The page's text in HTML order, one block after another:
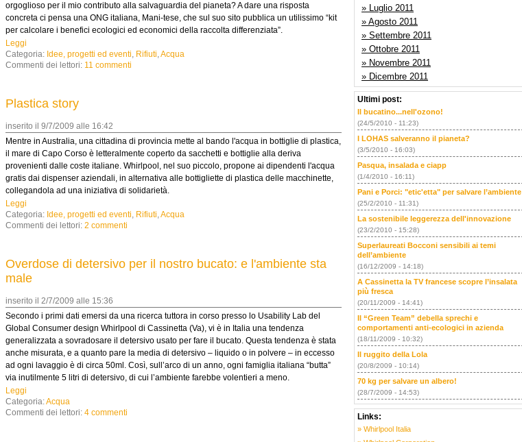
orgoglioso per il mio contributo alla salvaguardia del pianeta? A dare una risposta
concreta ci pensa una ONG italiana, Mani-tese, che sul suo sito pubblica un utilissimo “kit
per calcolare i benefici ecologici ed economici della raccolta differenziata”.
Leggi
Categoria: Idee, progetti ed eventi, Rifiuti,Acqua
Commenti dei lettori: 11 commenti
Plastica story
inserito il 9/7/2009 alle 16:42
Mentre in Australia, una cittadina di provincia mette al bando l'acqua in bottiglie di plastica,
il mare di Capo Corso è letteralmente coperto da sacchetti e bottiglie alla deriva
provenienti dalle coste italiane. Whirlpool, nel suo piccolo, propone ai dipendenti l'acqua
gratis dai dispenser aziendali, in alternativa alle bottigliette di plastica delle macchinette,
collegandola ad una iniziativa di solidarietà.
Leggi
Categoria: Idee, progetti ed eventi, Rifiuti,Acqua
Commenti dei lettori: 2 commenti
Overdose di detersivo per il nostro bucato: e l'ambiente sta
male
inserito il 2/7/2009 alle 15:36
Secondo i primi dati emersi da una ricerca tuttora in corso presso lo Usability Lab del
Global Consumer design Whirlpool di Cassinetta (Va), vi è in Italia una tendenza
generalizzata a sovradosare il detersivo usato per fare il bucato. Questa tendenza è stata
anche misurata, e a quanto pare la media di detersivo – liquido o in polvere – in eccesso
ad ogni lavaggio è di circa 50ml. Così, sull’arco di un anno, ogni famiglia italiana “butta”
via inutilmente 5 litri di detersivo, di cui l’ambiente farebbe volentieri a meno.
Leggi
Categoria:Acqua
Commenti dei lettori: 4 commenti
» Luglio 2011
» Agosto 2011
» Settembre 2011
» Ottobre 2011
» Novembre 2011
» Dicembre 2011
Ultimi post:
Il bucatino...nell'ozono!
(24/5/2010 - 11:23)
I LOHAS salveranno il pianeta?
(3/5/2010 - 16:03)
Pasqua, insalada e ciapp
(1/4/2010 - 16:11)
Pani e Porci: "etic'etta" per salvare l’ambiente
(25/2/2010 - 11:31)
La sostenibile leggerezza dell'innovazione
(23/2/2010 - 15:28)
Superlaureati Bocconi sensibili ai temi
dell’ambiente
(16/12/2009 - 14:18)
A Cassinetta la TV francese scopre l’insalata
più fresca
(20/11/2009 - 14:41)
Il “Green Team” debella sprechi e
comportamenti anti-ecologici in azienda
(18/11/2009 - 10:32)
Il ruggito della Lola
(20/8/2009 - 10:14)
70 kg per salvare un albero!
(28/7/2009 - 14:53)
Links:
» Whirlpool Italia